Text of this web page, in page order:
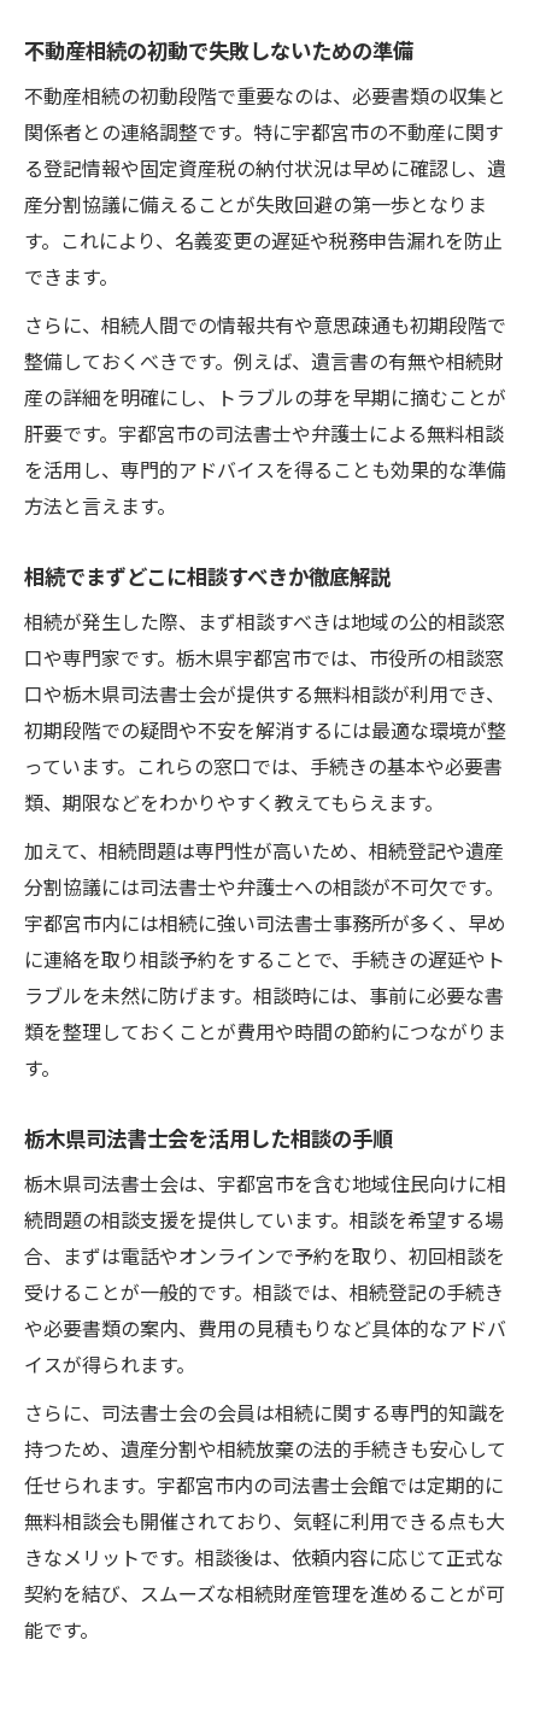
する
無料相談で相続トラブルを未然に防ぐポイ
ント
宇都宮 相続 司法書士無料相談の賢い利用術
不動産相続の初動で失敗しないための準備
不動産相続の初動段階で重要なのは、必要書類の収集と
関係者との連絡調整です。特に宇都宮市の不動産に関す
る登記情報や固定資産税の納付状況は早めに確認し、遺
産分割協議に備えることが失敗回避の第一歩となりま
す。これにより、名義変更の遅延や税務申告漏れを防止
できます。
さらに、相続人間での情報共有や意思疎通も初期段階で
整備しておくべきです。例えば、遺言書の有無や相続財
産の詳細を明確にし、トラブルの芽を早期に摘むことが
肝要です。宇都宮市の司法書士や弁護士による無料相談
を活用し、専門的アドバイスを得ることも効果的な準備
方法と言えます。
相続でまずどこに相談すべきか徹底解説
相続が発生した際、まず相談すべきは地域の公的相談窓
口や専門家です。栃木県宇都宮市では、市役所の相談窓
口や栃木県司法書士会が提供する無料相談が利用でき、
初期段階での疑問や不安を解消するには最適な環境が整
っています。これらの窓口では、手続きの基本や必要書
類、期限などをわかりやすく教えてもらえます。
加えて、相続問題は専門性が高いため、相続登記や遺産
分割協議には司法書士や弁護士への相談が不可欠です。
宇都宮市内には相続に強い司法書士事務所が多く、早め
に連絡を取り相談予約をすることで、手続きの遅延やト
ラブルを未然に防げます。相談時には、事前に必要な書
類を整理しておくことが費用や時間の節約につながりま
す。
栃木県司法書士会を活用した相談の手順
栃木県司法書士会は、宇都宮市を含む地域住民向けに相
続問題の相談支援を提供しています。相談を希望する場
合、まずは電話やオンラインで予約を取り、初回相談を
受けることが一般的です。相談では、相続登記の手続き
や必要書類の案内、費用の見積もりなど具体的なアドバ
イスが得られます。
さらに、司法書士会の会員は相続に関する専門的知識を
持つため、遺産分割や相続放棄の法的手続きも安心して
任せられます。宇都宮市内の司法書士会館では定期的に
無料相談会も開催されており、気軽に利用できる点も大
きなメリットです。相談後は、依頼内容に応じて正式な
契約を結び、スムーズな相続財産管理を進めることが可
能です。